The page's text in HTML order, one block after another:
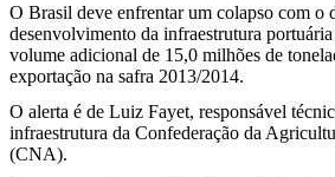
O Brasil deve enfrentar um colapso com o
desenvolvimento da infraestrutura
volume adicional de 15,0 milhões de
exportação na safra 2013/2014.
O alerta é de Luiz Fayet, responsável
infraestrutura da Confederação da
(CNA).